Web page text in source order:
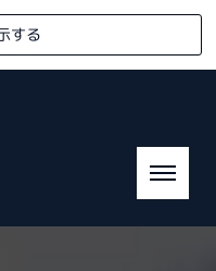
する